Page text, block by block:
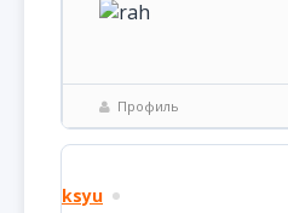
Профиль
ksyu